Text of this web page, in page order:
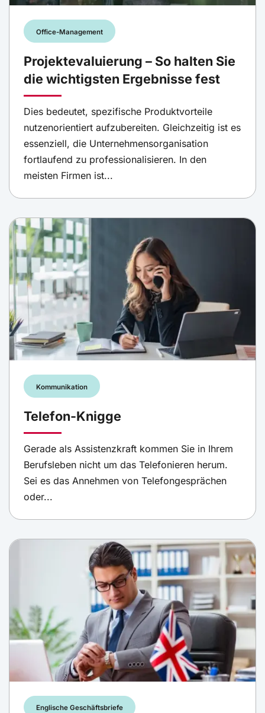
Office-Management
Projektevaluierung – So halten Sie
die wichtigsten Ergebnisse fest
Dies bedeutet, spezifische Produktvorteile
nutzenorientiert aufzubereiten. Gleichzeitig ist es
essenziell, die Unternehmensorganisation
fortlaufend zu professionalisieren. In den
meisten Firmen ist...
Kommunikation
Telefon-Knigge
Gerade als Assistenzkraft kommen Sie in Ihrem
Berufsleben nicht um das Telefonieren herum.
Sei es das Annehmen von Telefongesprächen
oder...
Englische Geschäftsbriefe